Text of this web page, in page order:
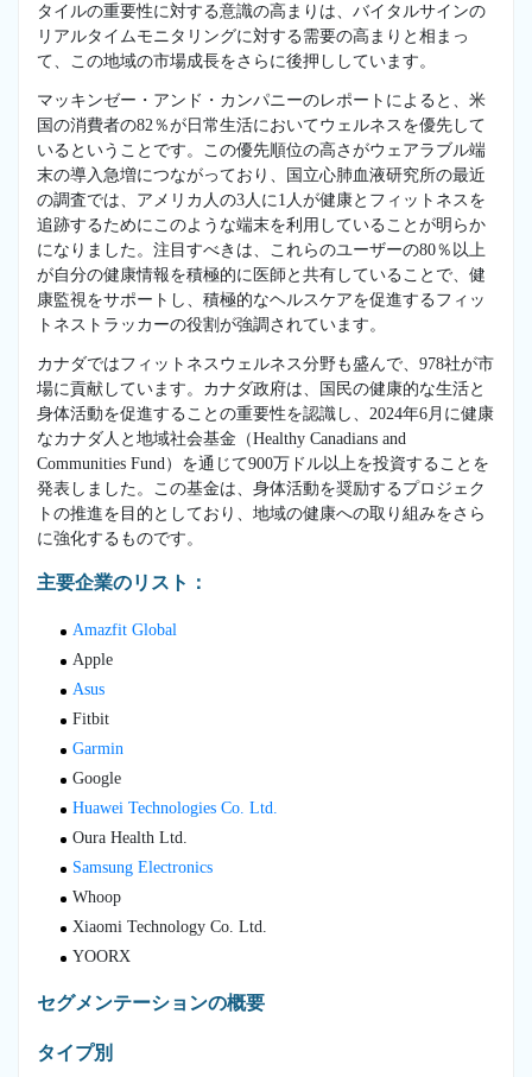
タイルの重要性に対する意識の高まりは、バイタルサインの
リアルタイムモニタリングに対する需要の高まりと相まっ
て、この地域の市場成長をさらに後押ししています。
マッキンゼー・アンド・カンパニーのレポートによると、米
国の消費者の82％が日常生活においてウェルネスを優先して
いるということです。この優先順位の高さがウェアラブル端
末の導入急増につながっており、国立心肺血液研究所の最近
の調査では、アメリカ人の3人に1人が健康とフィットネスを
追跡するためにこのような端末を利用していることが明らか
になりました。注目すべきは、これらのユーザーの80％以上
が自分の健康情報を積極的に医師と共有していることで、健
康監視をサポートし、積極的なヘルスケアを促進するフィッ
トネストラッカーの役割が強調されています。
カナダではフィットネスウェルネス分野も盛んで、978社が市
場に貢献しています。カナダ政府は、国民の健康的な生活と
身体活動を促進することの重要性を認識し、2024年6月に健康
なカナダ人と地域社会基金（Healthy Canadians and
Communities Fund）を通じて900万ドル以上を投資することを
発表しました。この基金は、身体活動を奨励するプロジェク
トの推進を目的としており、地域の健康への取り組みをさら
に強化するものです。
主要企業のリスト：
Amazfit Global
Apple
Asus
Fitbit
Garmin
Google
Huawei Technologies Co. Ltd.
Oura Health Ltd.
Samsung Electronics
Whoop
Xiaomi Technology Co. Ltd.
YOORX
セグメンテーションの概要
タイプ別